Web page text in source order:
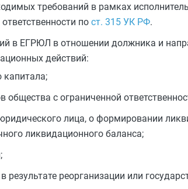
требований в рамках
по ст. 315 УК РФ.
в ЕГРЮЛ в отношении должника и
действий:
капитала;
общества с ограниченной
лица, о формировании
ликвидационного баланса;
реорганизации или